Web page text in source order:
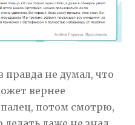
не думал, что
вернее
палец, потом смотрю,